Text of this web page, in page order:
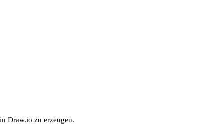
Draw.io zu erzeugen.